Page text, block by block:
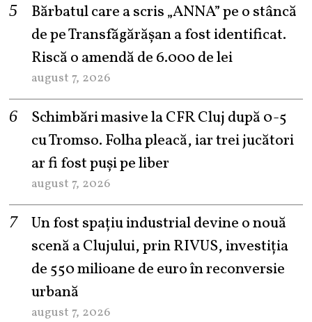
Bărbatul care a scris „ANNA” pe o stâncă
de pe Transfăgărășan a fost identificat.
Riscă o amendă de 6.000 de lei
august 7, 2026
Schimbări masive la CFR Cluj după 0-5
cu Tromso. Folha pleacă, iar trei jucători
ar fi fost puși pe liber
august 7, 2026
Un fost spațiu industrial devine o nouă
scenă a Clujului, prin RIVUS, investiția
de 550 milioane de euro în reconversie
urbană
august 7, 2026